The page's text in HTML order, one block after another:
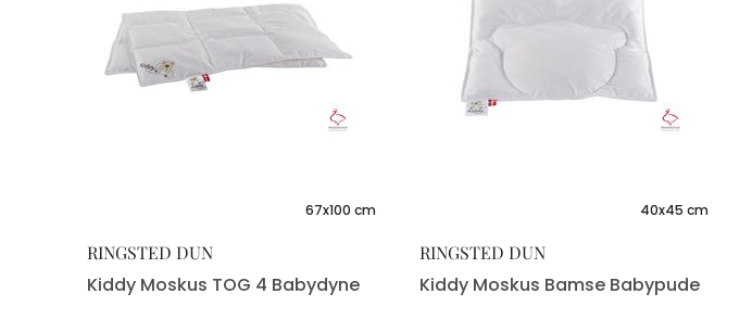
67x100 cm
RINGSTED DUN
Kiddy Moskus TOG 4 Babydyne
40x45 cm
RINGSTED DUN
Kiddy Moskus Bamse Babypude